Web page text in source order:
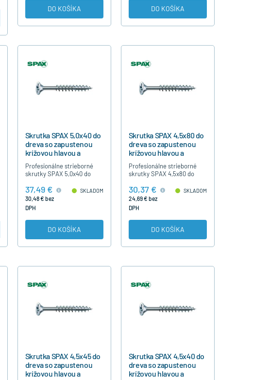
DO KOŠÍKA DO KOŠÍKA
Skrutka SPAX 5,0x40 do
dreva so zapustenou
krížovou hlavou a
Profesionálne strieborné
skrutky SPAX 5,0x40 do
čiastočným závitom, bez
nutnosti predvŕtania,
strieborné modrý…
37,49 €
30,48 € bez
DPH
SKLADOM
DO KOŠÍKA
Skrutka SPAX 4,5x80 do
dreva so zapustenou
krížovou hlavou a
Profesionálne strieborné
skrutky SPAX 4,5x80 do
čiastočným závitom, bez
nutnosti predvŕtania,
strieborné modrý…
30,37 €
24,69 € bez
DPH
SKLADOM
DO KOŠÍKA
Skrutka SPAX 4,5x45 do
dreva so zapustenou
krížovou hlavou a
Skrutka SPAX 4,5x40 do
dreva so zapustenou
krížovou hlavou a